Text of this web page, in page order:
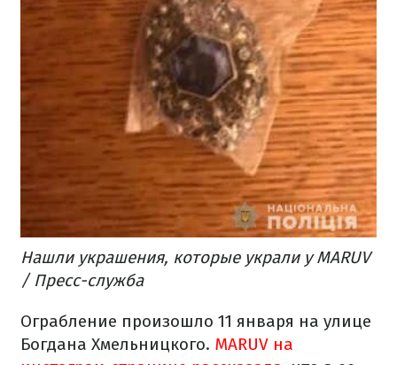
Нашли украшения, которые украли у MARUV
/ Пресс-служба
Ограбление произошло 11 января на улице
Богдана Хмельницкого. MARUV на